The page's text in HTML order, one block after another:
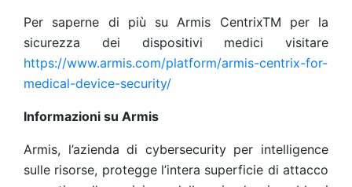
Per saperne di più su Armis CentrixTM per la
sicurezza dei dispositivi medici visitare
https://www.armis.com/platform/armis-centrix-for-
medical-device-security/
Informazioni su Armis
Armis, l’azienda di cybersecurity per intelligence
sulle risorse, protegge l’intera superficie di attacco